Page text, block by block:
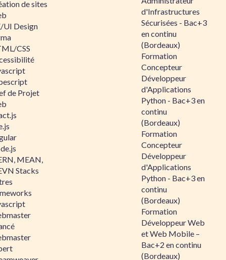
de sites
UI Design
CSS
de Projet
MEAN,
Stacks
d'Infrastructures
Sécurisées - Bac+3
en continu
(Bordeaux)
Formation
Concepteur
Développeur
d'Applications
Python - Bac+3 en
continu
(Bordeaux)
Formation
Concepteur
Développeur
d'Applications
Python - Bac+3 en
continu
(Bordeaux)
Formation
Développeur Web
et Web Mobile –
Bac+2 en continu
(Bordeaux)